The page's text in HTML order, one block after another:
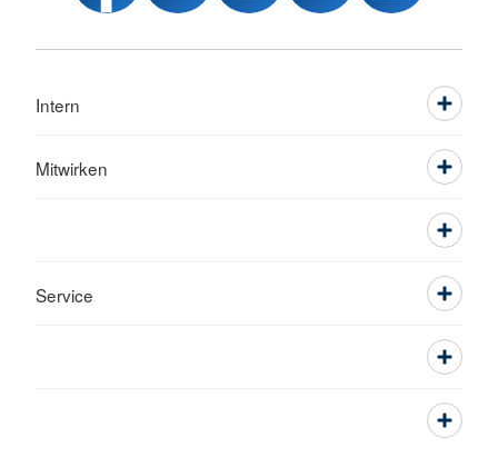
Intern
Mitwirken
Service